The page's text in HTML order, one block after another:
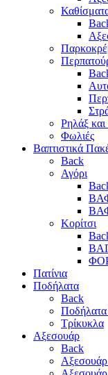
Ρηλάξ και
Φωλιές
Βαπτιστικά
Back
Αγόρι
Κορίτσι
Πατίνια
Ποδήλατα
Back
Ποδήλατα
Τρίκυκλα
Αξεσουάρ
Back
Αξεσουάρ